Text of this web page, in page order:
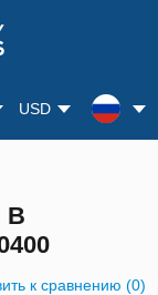
USD
В
к сравнению (0)